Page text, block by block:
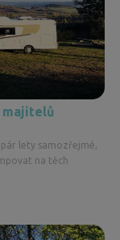
majitelů
lety samozřejmé,
na těch